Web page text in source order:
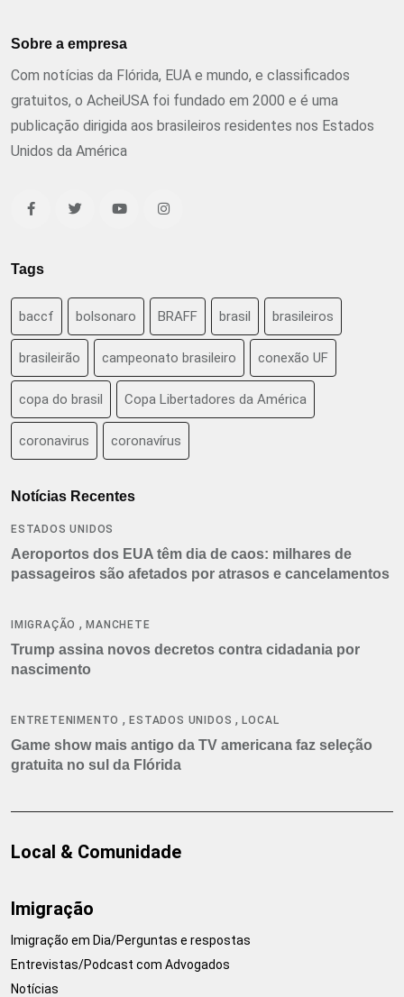
Sobre a empresa
Com notícias da Flórida, EUA e mundo, e classificados
gratuitos, o AcheiUSA foi fundado em 2000 e é uma
publicação dirigida aos brasileiros residentes nos Estados
Unidos da América
Tags
baccf bolsonaro BRAFF brasil brasileiros
brasileirão campeonato brasileiro conexão UF
copa do brasil Copa Libertadores da América
coronavirus coronavírus
Notícias Recentes
ESTADOS UNIDOS
Aeroportos dos EUA têm dia de caos: milhares de
passageiros são afetados por atrasos e cancelamentos
IMIGRAÇÃO ,MANCHETE
Trump assina novos decretos contra cidadania por
nascimento
ENTRETENIMENTO ,ESTADOS UNIDOS ,LOCAL
Game show mais antigo da TV americana faz seleção
gratuita no sul da Flórida
Local & Comunidade
Imigração
Imigração em Dia/Perguntas e respostas
Entrevistas/Podcast com Advogados
Notícias